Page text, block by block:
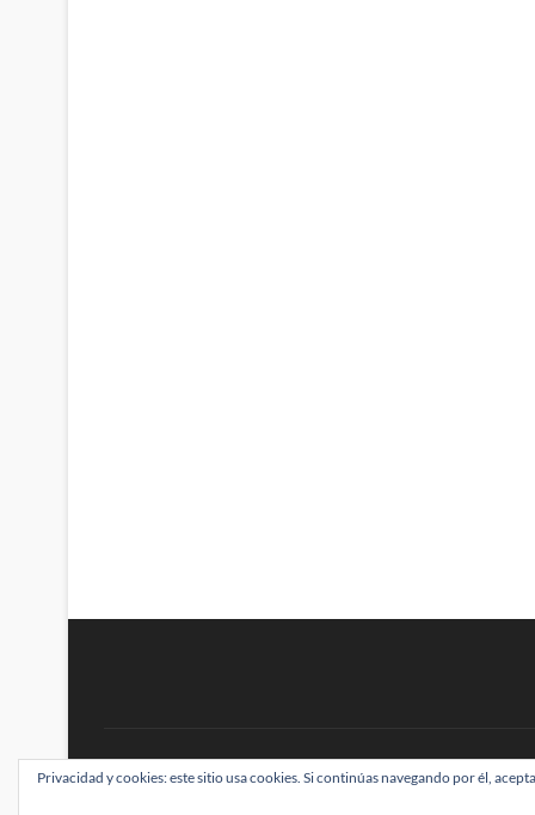
BRAINSTOMPING| Diseñado por:Theme Freesia|WordPress| ©
Privacidad y cookies: este sitio usa cookies. Si continúas navegando por él,